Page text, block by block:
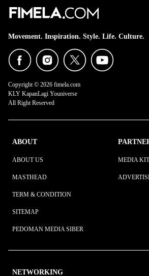
Movement. Inspiration. Style. Life. Culture.
Copyright © 2026 fimela.com
KLY KapanLagi Youniverse
All Right Reserved
ABOUT
ABOUT US
MASTHEAD
TERM & CONDITION
SITEMAP
PEDOMAN MEDIA SIBER
MEDIA KIT
NETWORKING